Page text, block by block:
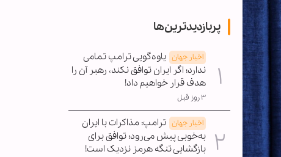
پربازدیدترین‌ها
اخبار جهان یاوه‌گویی ترامپ تمامی
ندارد؛ اگر ایران توافق نکند، رهبر آن را
هدف قرار خواهیم داد!
۳ روز قبل
اخبار جهان ترامپ: مذاکرات با ایران
به‌خوبی پیش می‌رود؛ توافق برای
بازگشایی تنگه هرمز نزدیک است!